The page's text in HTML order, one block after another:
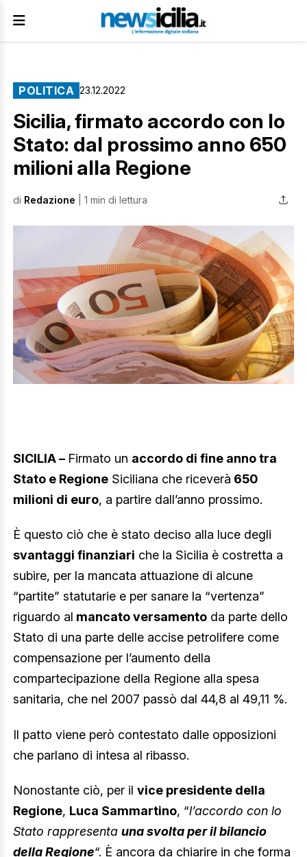
POLITICA 23.12.2022
Sicilia, firmato accordo con lo
Stato: dal prossimo anno 650
milioni alla Regione
di Redazione | 1 min di lettura
SICILIA – Firmato un accordo di fine anno tra
Stato e Regione Siciliana che riceverà 650
milioni di euro, a partire dall’anno prossimo.
È questo ciò che è stato deciso alla luce degli
svantaggi finanziari che la Sicilia è costretta a
subire, per la mancata attuazione di alcune
“partite” statutarie e per sanare la “vertenza”
riguardo al mancato versamento da parte dello
Stato di una parte delle accise petrolifere come
compensazione per l’aumento della
compartecipazione della Regione alla spesa
sanitaria, che nel 2007 passò dal 44,8 al 49,11 %.
Il patto viene però contestato dalle opposizioni
che parlano di intesa al ribasso.
Nonostante ciò, per il vice presidente della
Regione, Luca Sammartino, “l’accordo con lo
Stato rappresenta una svolta per il bilancio
della Regione“. È ancora da chiarire in che forma